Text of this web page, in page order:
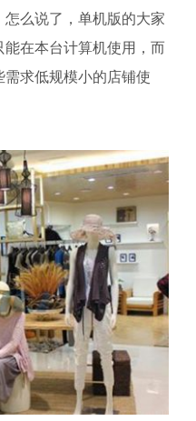
么说了，单机版的大家
在本台计算机使用，而
需求低规模小的店铺使